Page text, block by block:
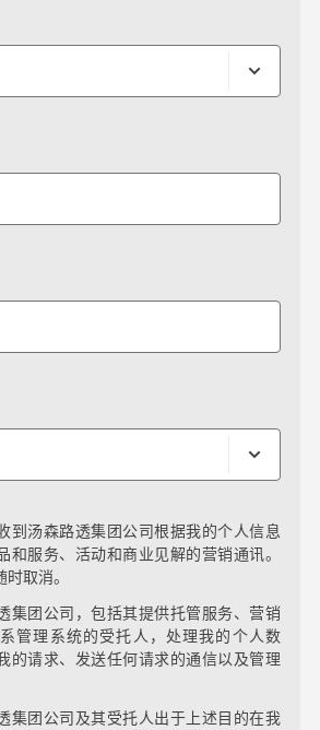
到汤森路透集团公司根据我的个人信息
和服务、活动和商业见解的营销通讯。
取消。
集团公司，包括其提供托管服务、营销
管理系统的受托人，处理我的个人数
的请求、发送任何请求的通信以及管理
集团公司及其受托人出于上述目的在我